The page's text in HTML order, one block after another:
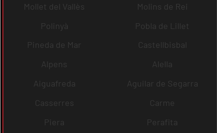
Mollet del Vallès
Molins de Rei
Polinyà
Pobla de Lillet
Pineda de Mar
Castellbisbal
Alpens
Alella
Aiguafreda
Aguilar de Segarra
Casserres
Carme
Piera
Perafita